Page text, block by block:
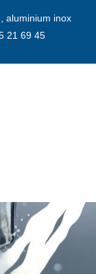
aluminium inox
21 69 45